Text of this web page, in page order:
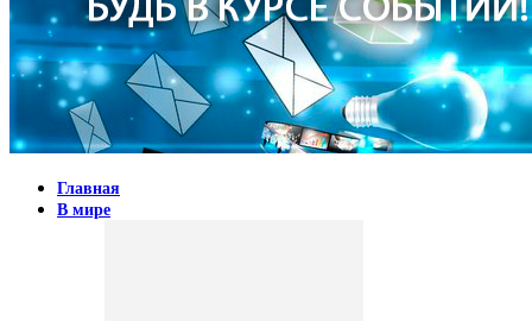
Главная
В мире